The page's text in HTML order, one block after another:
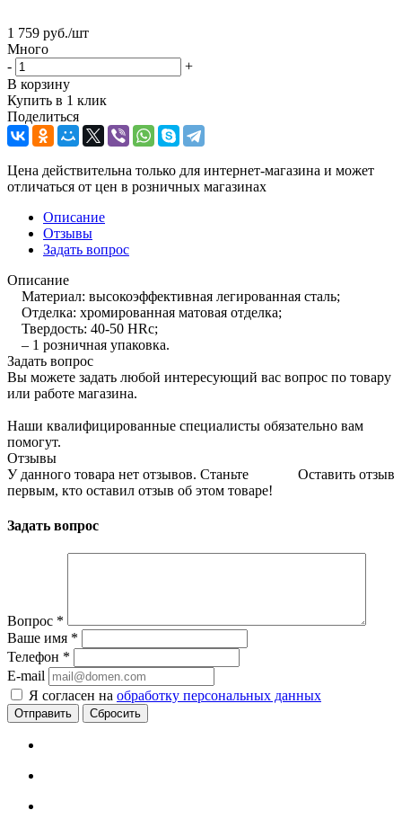
1 759 руб./шт
Много
-
+
В корзину
Купить в 1 клик
Поделиться
Цена действительна только для интернет-магазина и может
отличаться от цен в розничных магазинах
Описание
Отзывы
Задать вопрос
Описание
Материал: высокоэффективная легированная сталь;
Отделка: хромированная матовая отделка;
Твердость: 40-50 HRc;
– 1 розничная упаковка.
Задать вопрос
Вы можете задать любой интересующий вас вопрос по товару
или работе магазина.
Наши квалифицированные специалисты обязательно вам
помогут.
Отзывы
Оставить отзыв
У данного товара нет отзывов. Станьте
первым, кто оставил отзыв об этом товаре!
Задать вопрос
Вопрос *
Ваше имя *
Телефон *
E-mail
Я согласен на обработку персональных данных
Сбросить